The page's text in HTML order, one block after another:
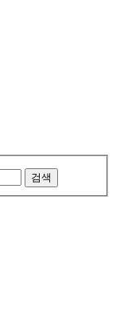
검색